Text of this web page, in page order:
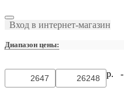
Вход в интернет-магазин
Диапазон цены:
р. -